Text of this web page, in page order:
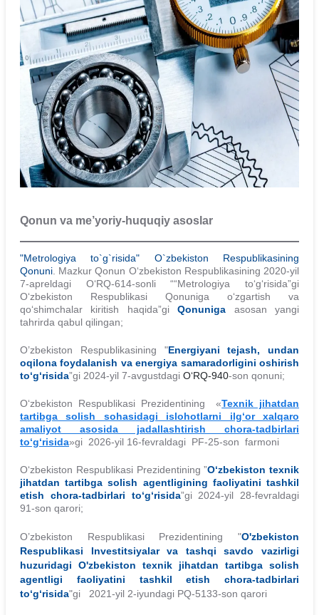
Qonun va me’yoriy-huquqiy asoslar
"Metrologiya to`g`risida" O`zbekiston Respublikasining
Qonuni . Mazkur Qonun O‘zbekiston Respublikasining 2020-yil
7-apreldagi O‘RQ-614-sonli ““Metrologiya to‘g‘risida”gi
O‘zbekiston Respublikasi Qonuniga o‘zgartish va
qo‘shimchalar kiritish haqida”giQonuniga
asosan yangi
tahrirda qabul qilingan;
O’zbekiston Respublikasining "Energiyani tejash, undan
oqilona foydalanish va energiya samaradorligini oshirish
to‘g‘risida”gi 2024-yil 7-avgustdagi O‘RQ-940-son qonuni;
Oʻzbekiston Respublikasi Prezidentining «Texnik jihatdan
tartibga solish sohasidagi islohotlarni ilgʻor xalqaro
amaliyot asosida jadallashtirish chora-tadbirlari
toʻgʻrisida»gi 2026-yil 16-fevraldagi PF-25-son farmoni
O‘zbekiston Respublikasi Prezidentining ”O‘zbekiston texnik
jihatdan tartibga solish agentligining faoliyatini tashkil
etish chora-tadbirlari to‘g‘risida”gi 2024-yil 28-fevraldagi
91-son qarori;
O’zbekiston Respublikasi Prezidentining "O'zbekiston
Respublikasi Investitsiyalar va tashqi savdo vazirligi
huzuridagi O'zbekiston texnik jihatdan tartibga solish
agentligi faoliyatini tashkil etish chora-tadbirlari
to‘g‘risida"gi 2021-yil 2-iyundagi PQ-5133-son qarori